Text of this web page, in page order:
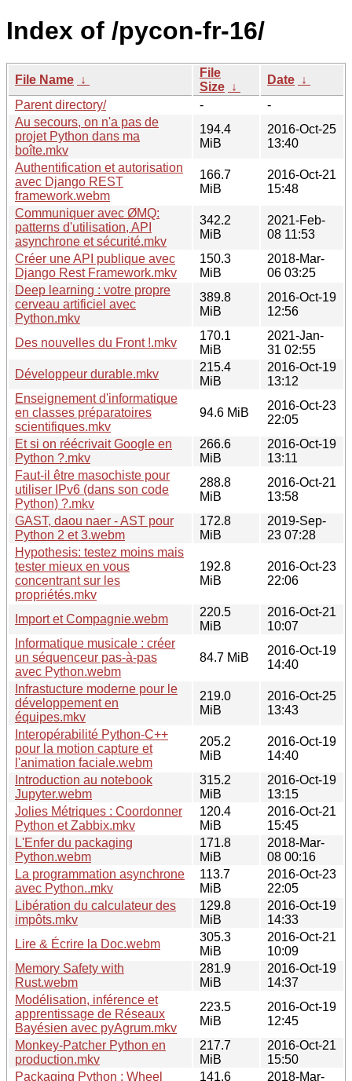
Index of /pycon-fr-16/
File Name ↓
File
Size ↓
Date ↓
Parent directory/
-
-
Au secours, on n'a pas de
projet Python dans ma
boîte.mkv
194.4
MiB
2016-Oct-25
13:40
Authentification et autorisation
avec Django REST
framework.webm
166.7
MiB
2016-Oct-21
15:48
Communiquer avec ØMQ:
patterns d'utilisation, API
asynchrone et sécurité.mkv
342.2
MiB
2021-Feb-
08 11:53
Créer une API publique avec
Django Rest Framework.mkv
150.3
MiB
2018-Mar-
06 03:25
Deep learning : votre propre
cerveau artificiel avec
Python.mkv
389.8
MiB
2016-Oct-19
12:56
Des nouvelles du Front !.mkv
170.1
MiB
2021-Jan-
31 02:55
Développeur durable.mkv
215.4
MiB
2016-Oct-19
13:12
Enseignement d'informatique
en classes préparatoires
scientifiques.mkv
94.6 MiB
2016-Oct-23
22:05
Et si on réécrivait Google en
Python ?.mkv
266.6
MiB
2016-Oct-19
13:11
Faut-il être masochiste pour
utiliser IPv6 (dans son code
Python) ?.mkv
288.8
MiB
2016-Oct-21
13:58
GAST, daou naer - AST pour
Python 2 et 3.webm
172.8
MiB
2019-Sep-
23 07:28
Hypothesis: testez moins mais
tester mieux en vous
concentrant sur les
propriétés.mkv
192.8
MiB
2016-Oct-23
22:06
Import et Compagnie.webm
220.5
MiB
2016-Oct-21
10:07
Informatique musicale : créer
un séquenceur pas-à-pas
avec Python.webm
84.7 MiB
2016-Oct-19
14:40
Infrastucture moderne pour le
développement en
équipes.mkv
219.0
MiB
2016-Oct-25
13:43
Interopérabilité Python-C++
pour la motion capture et
l'animation faciale.webm
205.2
MiB
2016-Oct-19
14:40
Introduction au notebook
Jupyter.webm
315.2
MiB
2016-Oct-19
13:15
Jolies Métriques : Coordonner
Python et Zabbix.mkv
120.4
MiB
2016-Oct-21
15:45
L'Enfer du packaging
Python.webm
171.8
MiB
2018-Mar-
08 00:16
La programmation asynchrone
avec Python..mkv
113.7
MiB
2016-Oct-23
22:05
Libération du calculateur des
impôts.mkv
129.8
MiB
2016-Oct-19
14:33
Lire & Écrire la Doc.webm
305.3
MiB
2016-Oct-21
10:09
Memory Safety with
Rust.webm
281.9
MiB
2016-Oct-19
14:37
Modélisation, inférence et
apprentissage de Réseaux
Bayésien avec pyAgrum.mkv
223.5
MiB
2016-Oct-19
12:45
Monkey-Patcher Python en
production.mkv
217.7
MiB
2016-Oct-21
15:50
Packaging Python : Wheel
141.6
2018-Mar-